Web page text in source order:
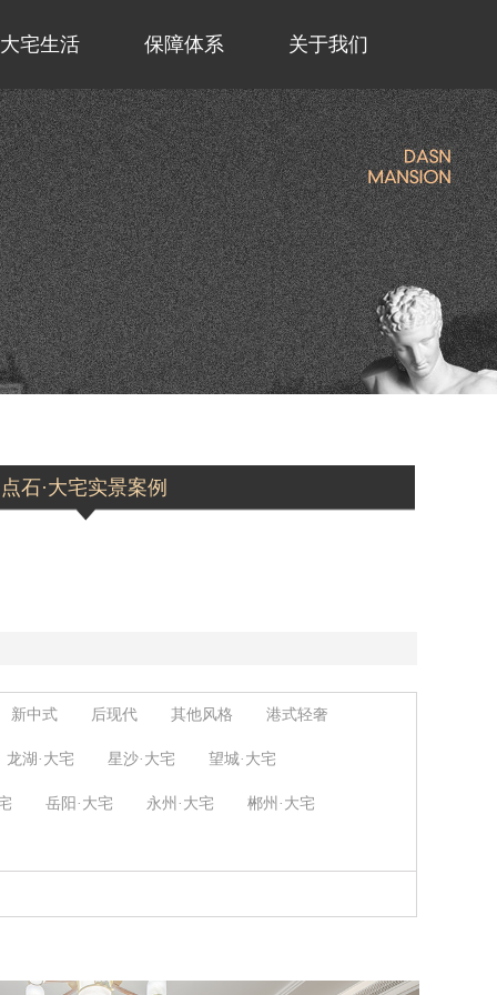
大宅生活 保障体系 关于我们
点石·大宅实景案例
新中式 后现代 其他风格 港式轻奢
龙湖·大宅 星沙·大宅 望城·大宅
岳阳·大宅 永州·大宅 郴州·大宅